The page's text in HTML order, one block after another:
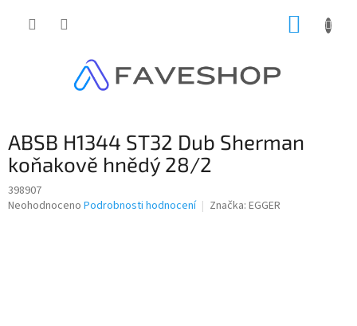
ABSB H1344 ST32 Dub Sherman
koňakově hnědý 28/2
398907
Průměrné
Neohodnoceno Podrobnosti hodnocení Značka: EGGER